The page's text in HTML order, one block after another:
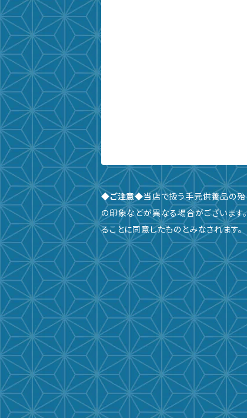
◆ご注意◆当店で扱う手元供養品の殆
の印象などが異なる場合がございます
ることに同意したものとみなされます。